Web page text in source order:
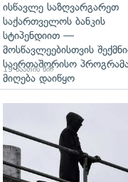
ისწავლე საზღვარგარეთ
საქართველოს ბანკის
სტიპენდიით —
მოსწავლეებისთვის
საერთაშორისო
მიღება დაიწყო
19 საათის წინ